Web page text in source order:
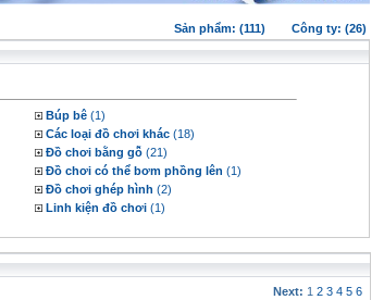
Sản phẩm: (111)
Công ty: (26)
Búp bê (1)
Các loại đồ chơi khác (18)
Đồ chơi bằng gỗ (21)
Đồ chơi có thể bơm phồng lên (1)
Đồ chơi ghép hình (2)
Linh kiện đồ chơi (1)
Next: 1 2 3 4 5 6